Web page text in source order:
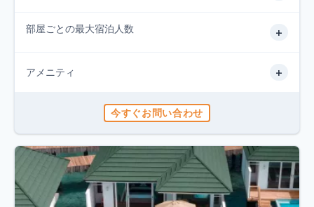
部屋ごとの最大宿泊人数 +
アメニティ +
今すぐお問い合わせ